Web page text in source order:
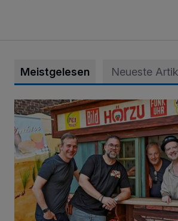
Meistgelesen Neueste
Sommer, Sonnenschein, Schlager